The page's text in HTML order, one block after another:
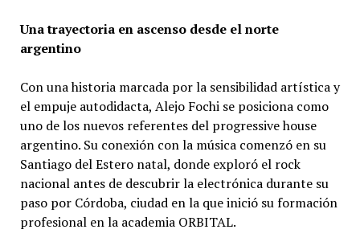
Una trayectoria en ascenso desde el norte
argentino
Con una historia marcada por la sensibilidad artística y
el empuje autodidacta, Alejo Fochi se posiciona como
uno de los nuevos referentes del progressive house
argentino. Su conexión con la música comenzó en su
Santiago del Estero natal, donde exploró el rock
nacional antes de descubrir la electrónica durante su
paso por Córdoba, ciudad en la que inició su formación
profesional en la academia ORBITAL.